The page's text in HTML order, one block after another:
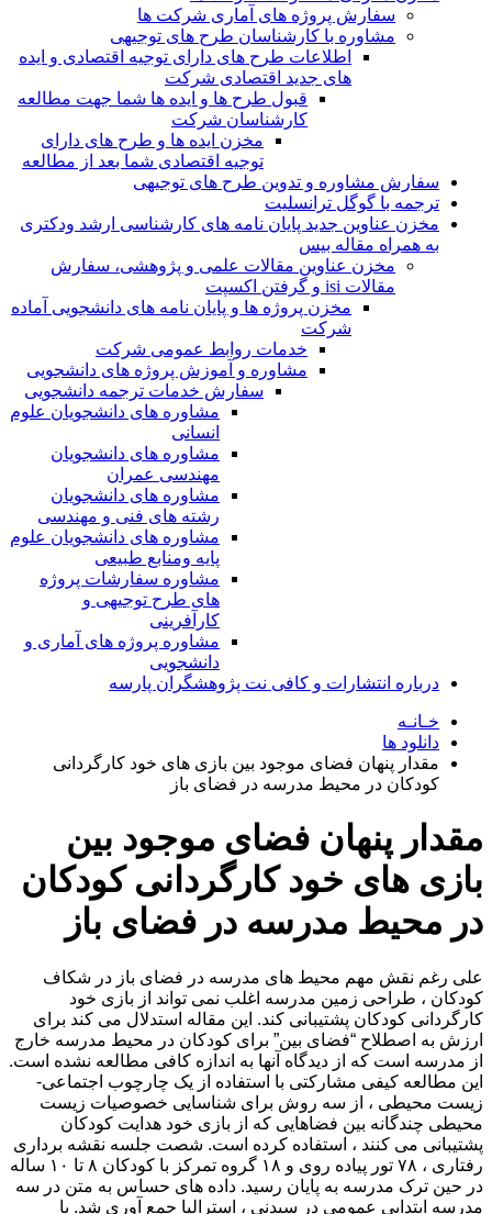
سفارش پروژه های آماری شرکت ها
مشاوره با کارشناسان طرح های توجیهی
اطلاعات طرح های دارای توجیه اقتصادی و ایده
های جدید اقتصادی شرکت
قبول طرح ها و ایده ها شما جهت مطالعه
کارشناسان شرکت
مخزن ایده ها و طرح های دارای
توجیه اقتصادی شما بعد از مطالعه
سفارش مشاوره و تدوین طرح های توجیهی
ترجمه با گوگل ترانسلیت
مخزن عناوین جدید پایان نامه های کارشناسی ارشد ودکتری
به همراه مقاله بیس
مخزن عناوین مقالات علمی و پژوهشی، سفارش
مقالات isi و گرفتن اکسپت
مخزن پروژه ها و پایان نامه های دانشجویی آماده
شرکت
خدمات روابط عمومی شرکت
مشاوره و آموزش پروژه های دانشجویی
سفارش خدمات ترجمه دانشجویی
مشاوره های دانشجویان علوم
انسانی
مشاوره های دانشجویان
مهندسی عمران
مشاوره های دانشجویان
رشته های فنی و مهندسی
مشاوره های دانشجویان علوم
پایه ومنابع طبیعی
مشاوره سفارشات پروژه
های طرح توجیهی و
کارآفرینی
مشاوره پروژه های آماری و
دانشجویی
درباره انتشارات و کافی نت پژوهشگران پارسه
خـانـه
دانلود ها
مقدار پنهان فضای موجود بین بازی های خود کارگردانی
کودکان در محیط مدرسه در فضای باز
مقدار پنهان فضای موجود بین
بازی های خود کارگردانی کودکان
در محیط مدرسه در فضای باز
علی رغم نقش مهم محیط های مدرسه در فضای باز در شکاف
کودکان ، طراحی زمین مدرسه اغلب نمی تواند از بازی خود
کارگردانی کودکان پشتیبانی کند. این مقاله استدلال می کند برای
ارزش به اصطلاح “فضای بین” برای کودکان در محیط مدرسه خارج
از مدرسه است که از دیدگاه آنها به اندازه کافی مطالعه نشده است.
این مطالعه کیفی مشارکتی با استفاده از یک چارچوب اجتماعی-
زیست محیطی ، از سه روش برای شناسایی خصوصیات زیست
محیطی چندگانه بین فضاهایی که از بازی خود هدایت کودکان
پشتیبانی می کنند ، استفاده کرده است. شصت جلسه نقشه برداری
رفتاری ، ۷۸ تور پیاده روی و ۱۸ گروه تمرکز با کودکان ۸ تا ۱۰ ساله
در حین ترک مدرسه به پایان رسید. داده های حساس به متن در سه
مدرسه ابتدایی عمومی در سیدنی ، استرالیا جمع آوری شد. با